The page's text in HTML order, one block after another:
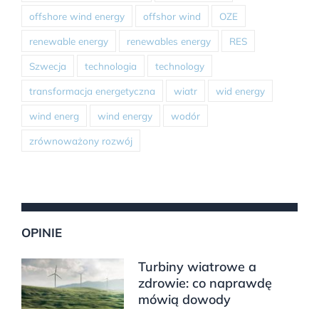
offshore wind energy offshor wind OZE
renewable energy renewables energy RES
Szwecja technologia technology
transformacja energetyczna wiatr wid energy
wind energ wind energy wodór
zrównoważony rozwój
OPINIE
Turbiny wiatrowe a
zdrowie: co naprawdę
mówią dowody